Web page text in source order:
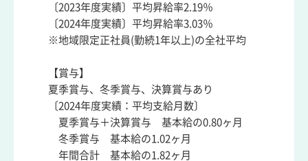
〔2023年度実績〕平均昇給率2.19％
〔2024年度実績〕平均昇給率3.03％
※地域限定正社員(勤続1年以上)の全社平均
【賞与】
夏季賞与、冬季賞与、決算賞与あり
〔2024年度実績：平均支給月数〕
夏季賞与＋決算賞与 基本給の0.80ヶ月
冬季賞与 基本給の1.02ヶ月
年間合計 基本給の1.82ヶ月